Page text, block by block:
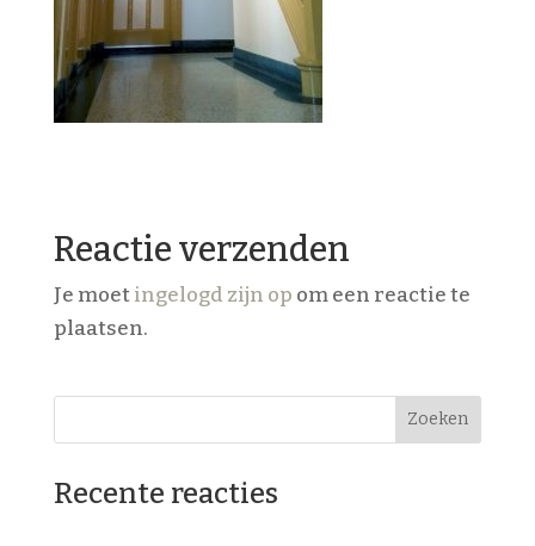
Reactie verzenden
Je moetingelogd zijn op om een reactie te
plaatsen.
Recente reacties